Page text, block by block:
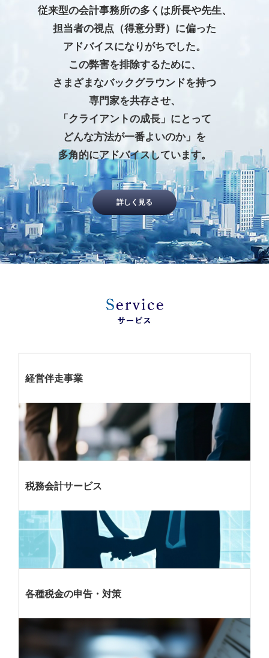
従来型の会計事務所の多くは所長や先生、
担当者の視点（得意分野）に偏った
アドバイスになりがちでした。
この弊害を排除するために、
さまざまなバックグラウンドを持つ
専門家を共存させ、
「クライアントの成長」にとって
どんな方法が一番よいのか」を
多角的にアドバイスしています。
詳しく見る
経営伴走事業
税務会計サービス
各種税金の申告・対策